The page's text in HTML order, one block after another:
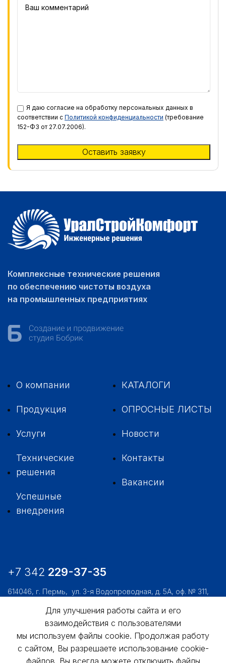
Я даю согласие на обработку персональных данных в
соответствии с Политикой конфиденциальности (требование
152-ФЗ от 27.07.2006).
Комплексные технические решения
по обеспечению чистоты воздуха
на промышленных предприятиях
О компании
Продукция
Услуги
Технические
решения
Успешные
внедрения
КАТАЛОГИ
ОПРОСНЫЕ ЛИСТЫ
Новости
Контакты
Вакансии
+7 342 229-37-35
614046, г. Пермь, ул. 3-я Водопроводная, д. 5А, оф. № 311,
usk@usk.perm.ru
Обратная связь
Для улучшения работы сайта и его
взаимодействия с пользователями
мы используем файлы cookie. Продолжая работу
с сайтом, Вы разрешаете использование cookie-
файлов. Вы всегда можете отключить файлы